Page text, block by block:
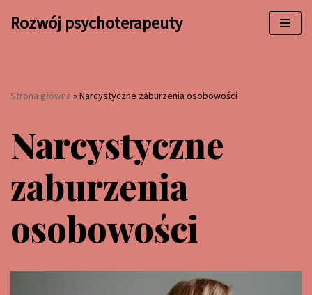
Rozwój psychoterapeuty
Strona główna » Narcystyczne zaburzenia osobowości
Narcystyczne
zaburzenia
osobowości